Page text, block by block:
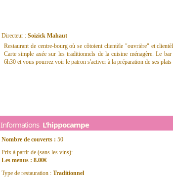
Directeur : Soizick Mahaut
Restaurant de centre-bourg où se côtoient clientèle "ouvrière" et
Carte simple axée sur les traditionnels de la cuisine ménagère. Le
6h30 et vous pourrez voir le patron s'activer à la préparation de ses
Informations L'hippocampe
Nombre de couverts : 50
Prix à partir de (sans les vins):
Les menus : 8.00€
Type de restauration : Traditionnel